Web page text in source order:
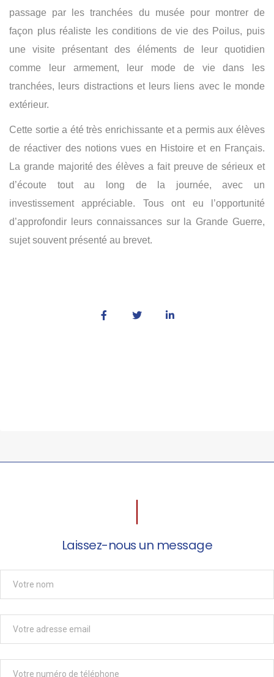
passage par les tranchées du musée pour montrer de
façon plus réaliste les conditions de vie des Poilus, puis
une visite présentant des éléments de leur quotidien
comme leur armement, leur mode de vie dans les
tranchées, leurs distractions et leurs liens avec le monde
extérieur.
Cette sortie a été très enrichissante et a permis aux élèves
de réactiver des notions vues en Histoire et en Français.
La grande majorité des élèves a fait preuve de sérieux et
d’écoute tout au long de la journée, avec un
investissement appréciable. Tous ont eu l’opportunité
d’approfondir leurs connaissances sur la Grande Guerre,
sujet souvent présenté au brevet.
Laissez-nous un message